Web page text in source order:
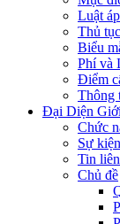
Luật
Thủ
Biểu
Phí và
Điểm
Thông
Đại Diện
Chức
Sự
Tin
Chủ đề